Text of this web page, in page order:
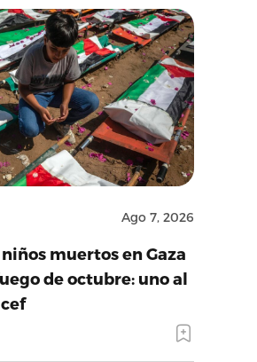
Ago 7, 2026
muertos en Gaza
de octubre: uno al